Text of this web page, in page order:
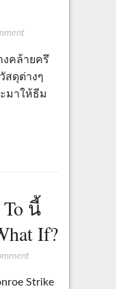
งคล้ายครึ
สดุต่างๆ
มาให้ธีม
นี้
If?
Strike